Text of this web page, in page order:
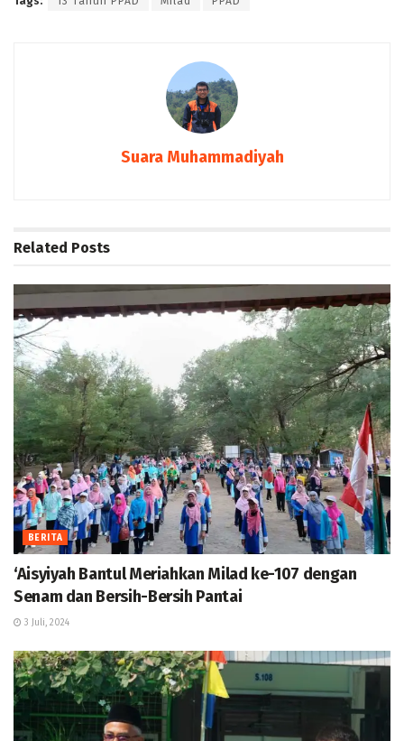
Suara Muhammadiyah
Related Posts
BERITA
‘Aisyiyah Bantul Meriahkan Milad ke-107 dengan
Senam dan Bersih-Bersih Pantai
3 Juli, 2024